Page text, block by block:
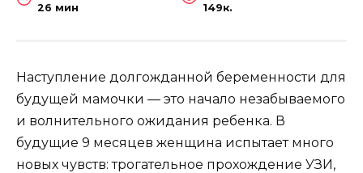
26 мин 149к.
Наступление долгожданной беременности для
будущей мамочки — это начало незабываемого
и волнительного ожидания ребенка. В
будущие 9 месяцев женщина испытает много
новых чувств: трогательное прохождение УЗИ,